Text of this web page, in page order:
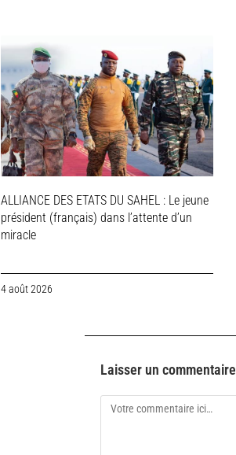
ALLIANCE DES ETATS DU SAHEL : Le jeune
président (français) dans l’attente d’un
miracle
4 août 2026
Laisser un commentaire